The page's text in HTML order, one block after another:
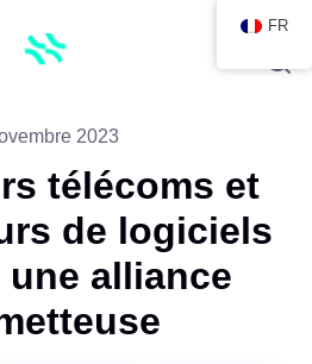
2023
télécoms et
de logiciels
une alliance
FR